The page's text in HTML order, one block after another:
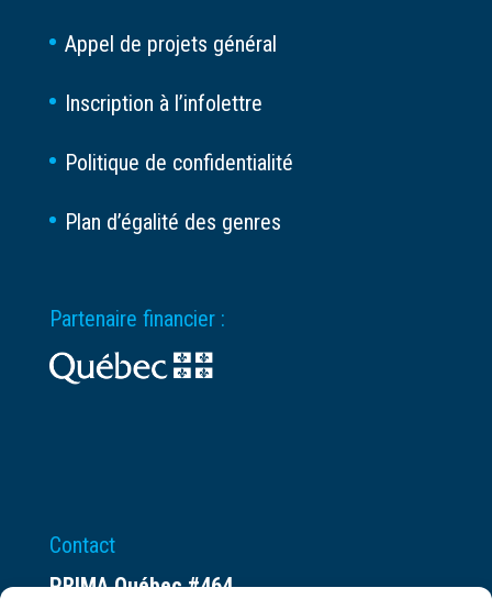
Appel de projets général
Inscription à l’infolettre
Politique de confidentialité
Plan d’égalité des genres
Partenaire financier :
Contact
PRIMA Québec #464